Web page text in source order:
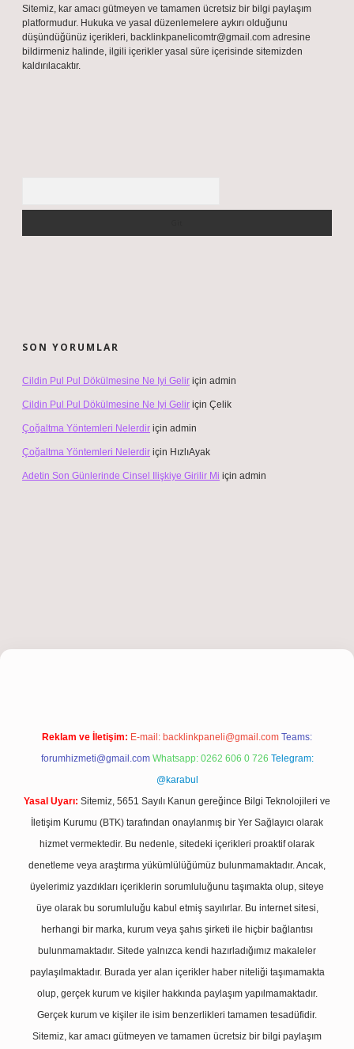
Sitemiz, kar amacı gütmeyen ve tamamen ücretsiz bir bilgi paylaşım
platformudur. Hukuka ve yasal düzenlemelere aykırı olduğunu
düşündüğünüz içerikleri, backlinkpanelicomtr@gmail.com adresine
bildirmeniz halinde, ilgili içerikler yasal süre içerisinde sitemizden
kaldırılacaktır.
SON YORUMLAR
Cildin Pul Pul Dökülmesine Ne Iyi Gelir için admin
Cildin Pul Pul Dökülmesine Ne Iyi Gelir için Çelik
Çoğaltma Yöntemleri Nelerdir için admin
Çoğaltma Yöntemleri Nelerdir için HızlıAyak
Adetin Son Günlerinde Cinsel Ilişkiye Girilir Mi için admin
Reklam ve İletişim: E-mail: backlinkpaneli@gmail.com Teams:
forumhizmeti@gmail.com Whatsapp: 0262 606 0 726 Telegram:
@karabul
Yasal Uyarı: Sitemiz, 5651 Sayılı Kanun gereğince Bilgi Teknolojileri ve
İletişim Kurumu (BTK) tarafından onaylanmış bir Yer Sağlayıcı olarak
hizmet vermektedir. Bu nedenle, sitedeki içerikleri proaktif olarak
denetleme veya araştırma yükümlülüğümüz bulunmamaktadır. Ancak,
üyelerimiz yazdıkları içeriklerin sorumluluğunu taşımakta olup, siteye
üye olarak bu sorumluluğu kabul etmiş sayılırlar. Bu internet sitesi,
herhangi bir marka, kurum veya şahıs şirketi ile hiçbir bağlantısı
bulunmamaktadır. Sitede yalnızca kendi hazırladığımız makaleler
paylaşılmaktadır. Burada yer alan içerikler haber niteliği taşımamakta
olup, gerçek kurum ve kişiler hakkında paylaşım yapılmamaktadır.
Gerçek kurum ve kişiler ile isim benzerlikleri tamamen tesadüfidir.
Sitemiz, kar amacı gütmeyen ve tamamen ücretsiz bir bilgi paylaşım